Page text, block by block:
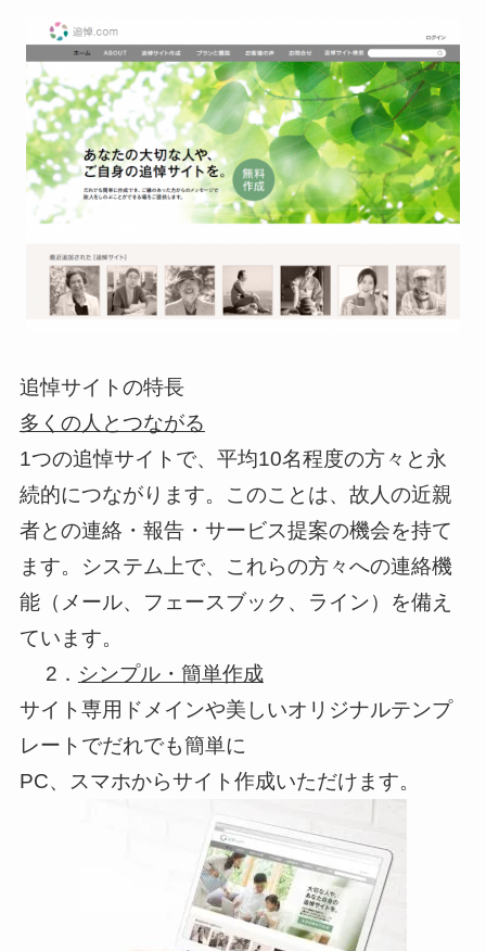
追悼サイトの特長
多くの人とつながる
1つの追悼サイトで、平均10名程度の方々と永
続的につながります。このことは、故人の近親
者との連絡・報告・サービス提案の機会を持て
ます。システム上で、これらの方々への連絡機
能（メール、フェースブック、ライン）を備え
ています。
2． シンプル・簡単作成
サイト専用ドメインや美しいオリジナルテンプ
レートでだれでも簡単に
PC、スマホからサイト作成いただけます。